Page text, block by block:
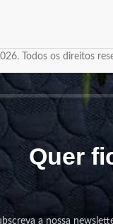
Todos os direitos
Quer
a nossa